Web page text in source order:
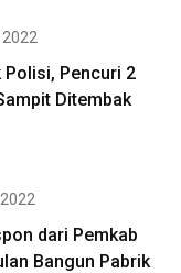
Polisi, Pencuri 2
Ditembak
dari Pemkab
Bangun Pabrik